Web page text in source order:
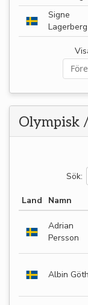
Signe
Lagerberg
Olympisk
Sök:
Land Namn
Adrian
Persson
Albin